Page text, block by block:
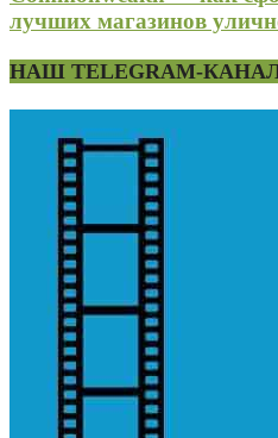
лучших магазинов
НАШ TELEGRAM-